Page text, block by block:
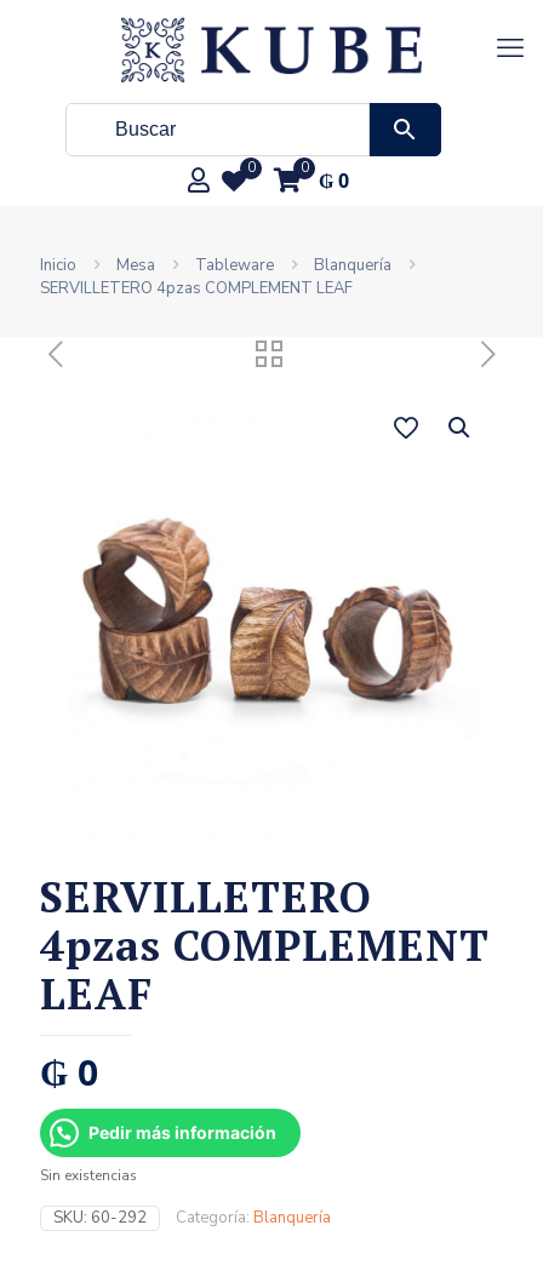
0 0 ₲0
Inicio Mesa Tableware
Blanquería
SERVILLETERO 4pzas COMPLEMENT LEAF
SERVILLETERO
4pzas COMPLEMENT
LEAF
₲ 0
Pedir más información
Sin existencias
SKU: 60-292 Categoría: Blanquería